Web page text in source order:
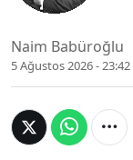
Naim Babüroğlu
5 Ağustos 2026 - 23:42